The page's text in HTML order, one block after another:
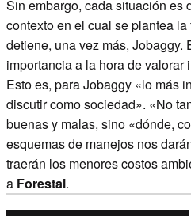
Sin embargo, cada situación es
contexto en el cual se plantea
detiene, una vez más, Jobaggy.
importancia a la hora de valorar
Esto es, para Jobaggy «lo más
discutir como sociedad». «No
buenas y malas, sino «dónde,
esquemas de manejos nos
traerán los menores costos
a Forestal.